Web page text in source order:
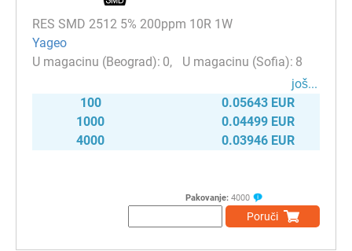
RES SMD 2512 5% 200ppm 10R 1W
Yageo
0
8
јоš...
100
0.05643 EUR
1000
0.04499 EUR
4000
0.03946 EUR
Pakovanje: 4000
Poruči